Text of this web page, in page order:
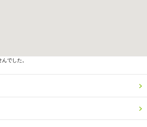
でした。